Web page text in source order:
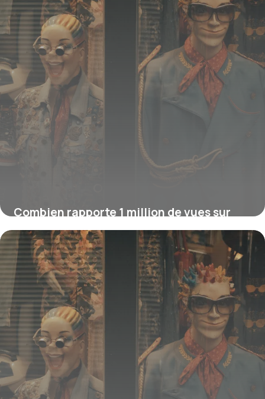
Combien rapporte 1 million de vues sur
YouTube ?
16 juillet 2026